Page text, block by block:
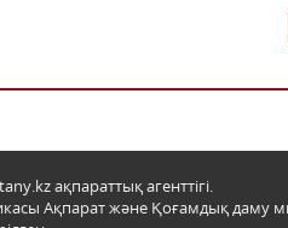
ақпараттық агенттігі.
Ақпарат және Қоғамдық даму